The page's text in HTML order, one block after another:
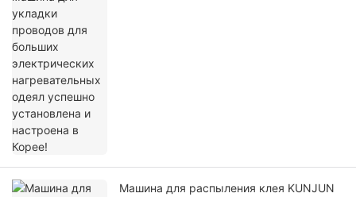
Машина для распыления клея KUNJUN